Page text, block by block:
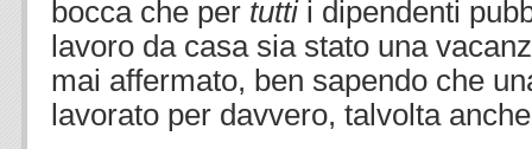
bocca che per tuttii dipendenti
lavoro da casa sia stato una
mai affermato, ben sapendo che
lavorato per davvero, talvolta